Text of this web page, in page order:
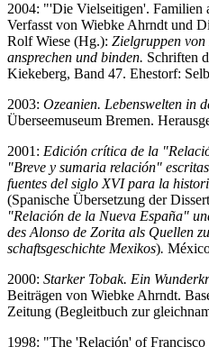
2004: "'Die Vielseitigen'. Familien
Verfasst von Wiebke Ahrndt und
Rolf Wiese (Hg.): Zielgruppen von
ansprechen und binden. Schriften
Kiekeberg, Band 47. Ehestorf:
2003: Ozeanien. Lebenswelten in
Überseemuseum Bremen.
2001: Edición crítica de la
"Breve y sumaria relación"
fuentes del siglo XVI para la
(Spanische Übersetzung der
"Relación de la Nueva España"
des Alonso de Zorita als Quellen
schaftsgeschichte Mexikos).
2000: Starker Tobak. Ein
Beiträgen von Wiebke Ahrndt.
Zeitung (Begleitbuch zur
1998: "The 'Relación' of Francisco